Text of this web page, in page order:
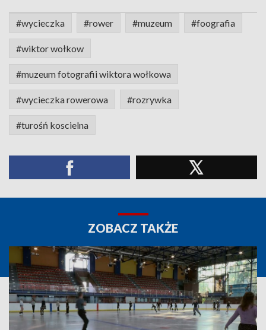
#wycieczka #rower #muzeum #foografia
#wiktor wołkow
#muzeum fotografii wiktora wołkowa
#wycieczka rowerowa #rozrywka
#turośń koscielna
ZOBACZ TAKŻE